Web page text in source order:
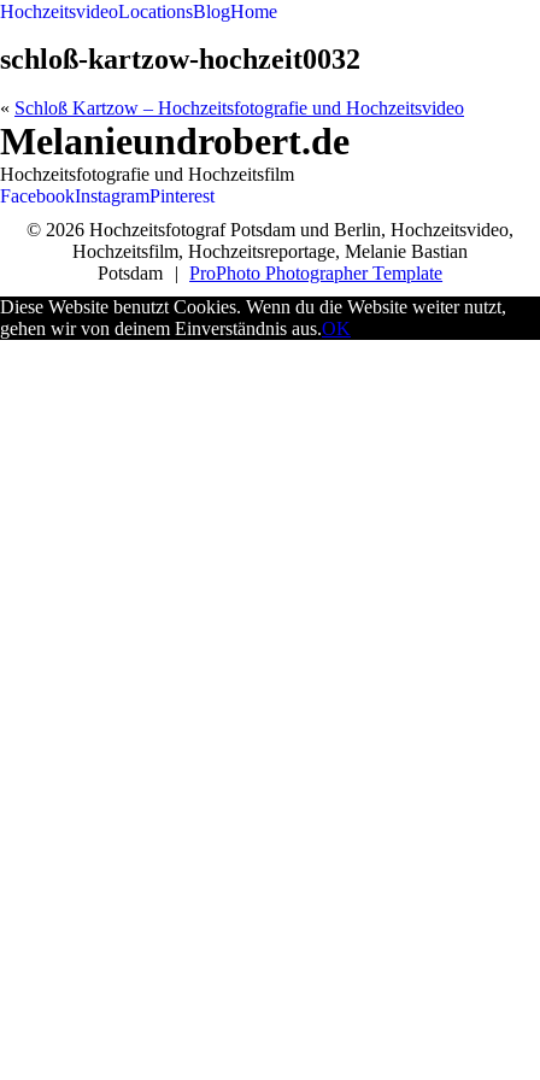
HochzeitsvideoLocationsBlogHome
schloß-kartzow-hochzeit0032
« Schloß Kartzow – Hochzeitsfotografie und Hochzeitsvideo
Melanieundrobert.de
Hochzeitsfotografie und Hochzeitsfilm
FacebookInstagramPinterest
© 2026 Hochzeitsfotograf Potsdam und Berlin, Hochzeitsvideo,
Hochzeitsfilm, Hochzeitsreportage, Melanie Bastian
Potsdam
| ProPhoto Photographer Template
Diese Website benutzt Cookies. Wenn du die Website weiter nutzt,
gehen wir von deinem Einverständnis aus.OK